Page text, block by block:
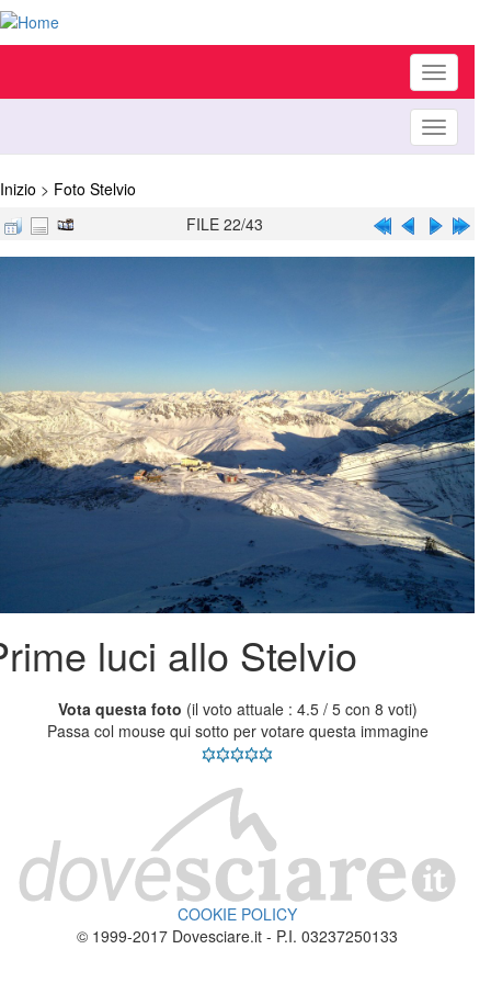
Toggle
Toggle
Inizio > Foto Stelvio
FILE 22/43
luci allo Stelvio
Vota questa foto (il voto attuale : 4.5 / 5 con 8 voti)
Passa col mouse qui sotto per votare questa immagine
COOKIE POLICY
© 1999-2017 Dovesciare.it - P.I. 03237250133